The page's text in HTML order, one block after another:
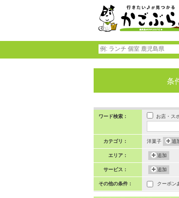
条
ワード検索： お店・ス
カテゴリ： 洋菓子 追
エリア： 追加
サービス： 追加
その他の条件： クーポン